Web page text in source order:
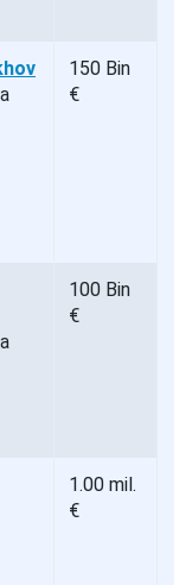
150 Bin
€
100 Bin
€
1.00 mil.
€